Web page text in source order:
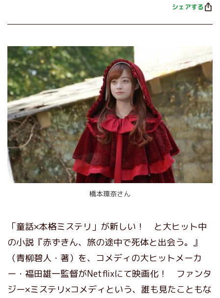
シェアする
橋本環奈さん
「童話×本格ミステリ」が新しい！ と大ヒット中
の小説『赤ずきん、旅の途中で死体と出会う。』
（青柳碧人・著）を、コメディの大ヒットメーカ
ー・福田雄一監督がNetflixにて映画化！ ファンタ
ジー×ミステリ×コメディという、誰も見たこともな